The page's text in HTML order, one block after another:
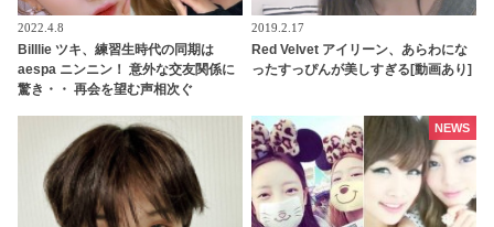
2022.4.8
Billlie ツキ、練習生時代の同期は
aespa ニンニン！ 意外な交友関係に
驚き・・ 再会を望む声相次ぐ
2019.2.17
Red Velvet アイリーン、あらわにな
ったすっぴんが美しすぎる[動画あり]
NEWS